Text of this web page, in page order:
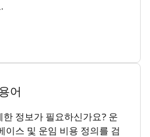
어
정보가 필요하신가요? 운
이스 및 운임 비용 정의를 검